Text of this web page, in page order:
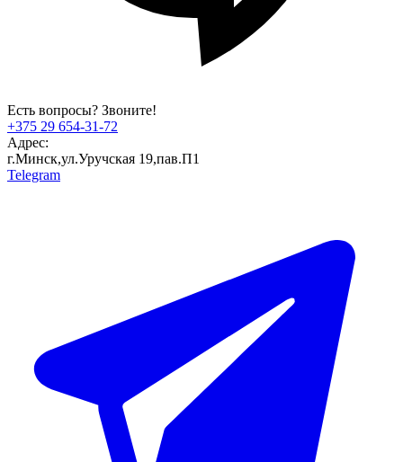
Есть вопросы? Звоните!
+375 29 654-31-72
Адрес:
г.Минск,ул.Уручская 19,пав.П1
Telegram